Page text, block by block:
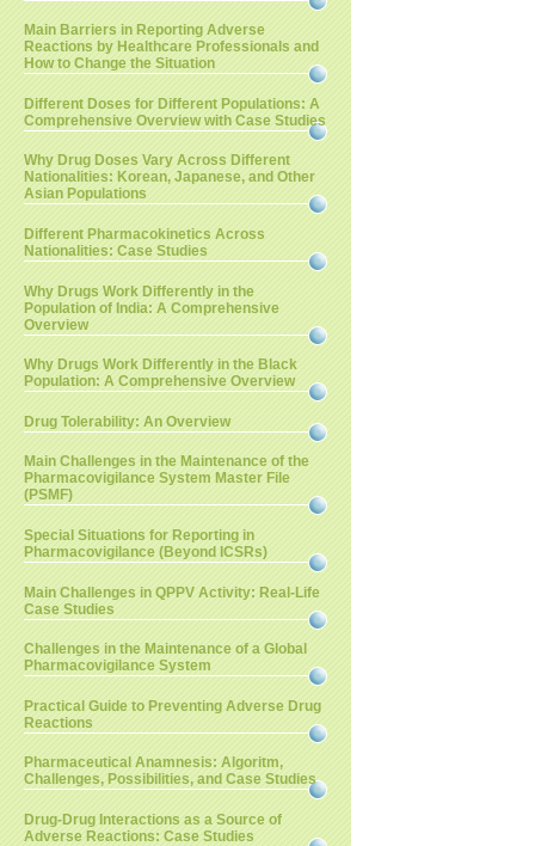
Main Barriers in Reporting Adverse
Reactions by Healthcare Professionals and
How to Change the Situation
Different Doses for Different Populations: A
Comprehensive Overview with Case Studies
Why Drug Doses Vary Across Different
Nationalities: Korean, Japanese, and Other
Asian Populations
Different Pharmacokinetics Across
Nationalities: Case Studies
Why Drugs Work Differently in the
Population of India: A Comprehensive
Overview
Why Drugs Work Differently in the Black
Population: A Comprehensive Overview
Drug Tolerability: An Overview
Main Challenges in the Maintenance of the
Pharmacovigilance System Master File
(PSMF)
Special Situations for Reporting in
Pharmacovigilance (Beyond ICSRs)
Main Challenges in QPPV Activity: Real-Life
Case Studies
Challenges in the Maintenance of a Global
Pharmacovigilance System
Practical Guide to Preventing Adverse Drug
Reactions
Pharmaceutical Anamnesis: Algoritm,
Challenges, Possibilities, and Case Studies
Drug-Drug Interactions as a Source of
Adverse Reactions: Case Studies